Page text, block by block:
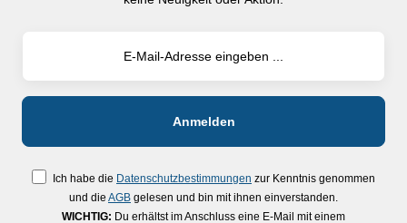
Ich habe die Datenschutzbestimmungen zur Kenntnis genommen
und die AGB gelesen und bin mit ihnen einverstanden.
WICHTIG: Du erhältst im Anschluss eine E-Mail mit einem